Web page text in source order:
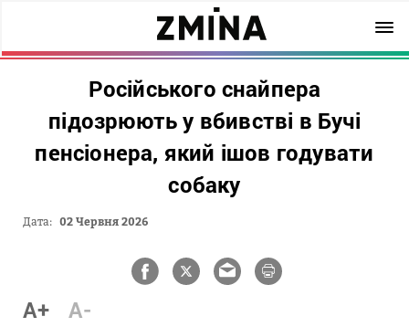
Російського снайпера
підозрюють у вбивстві в Бучі
пенсіонера, який ішов годувати
собаку
Дата: 02 Червня 2026
A+ A-